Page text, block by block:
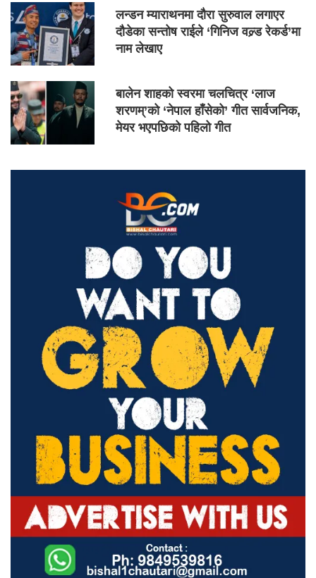
लन्डन म्याराथनमा दौरा सुरुवाल लगाएर
दौडेका सन्तोष राईले ‘गिनिज वल्र्ड रेकर्ड’मा
नाम लेखाए
बालेन शाहको स्वरमा चलचित्र ‘लाज
शरणम्’को ‘नेपाल हाँसेको’ गीत सार्वजनिक,
मेयर भएपछिको पहिलो गीत